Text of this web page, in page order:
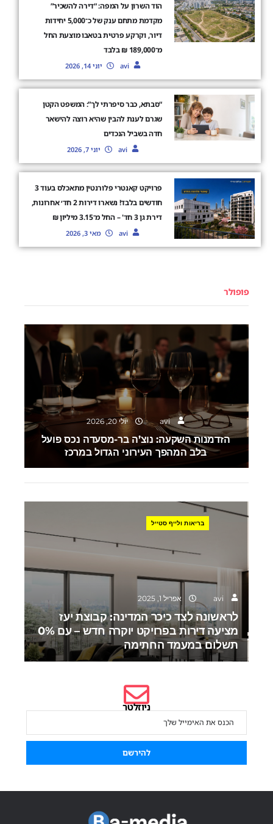
הוד השרון על המפה: “דירה להשכיר”
מקדמת מתחם ענק של כ־5,000 יחידות
דיור, וקרקע פרטית בטאבו מוצעת החל
מ־189,000 ₪ בלבד
avi יוני 14, 2026
“סבתא, כבר סיפרתי לך”: המשפט הקטן
שגרם לענת להבין שהיא רוצה להישאר
חדה בשביל הנכדים
avi יוני 7, 2026
פרויקט קאנטרי פלורנטין מתאכלס בעוד 3
חודשים בלבד! נשארו דירות 2 חד׳ אחרונות,
דירת גן 3 חד' – החל מ־3.15 מיליון ₪
avi מאי 3, 2026
פופולר
השקעות
avi יולי 20, 2026
הזדמנות השקעה: נוצ’ה בר-מסעדה נכס פועל
בלב המהפך העירוני הגדול במרכז
בריאות ולייף סטייל
avi אפריל 1, 2025
לראשונה לצד כיכר המדינה: קבוצת יעז
מציעה דירות בפרויקט יוקרה חדש – עם 0%
תשלום במעמד החתימה
ניוזלטר
הירשם לניוזלטר שלנו כדי להישאר מעודכן.
להירשם